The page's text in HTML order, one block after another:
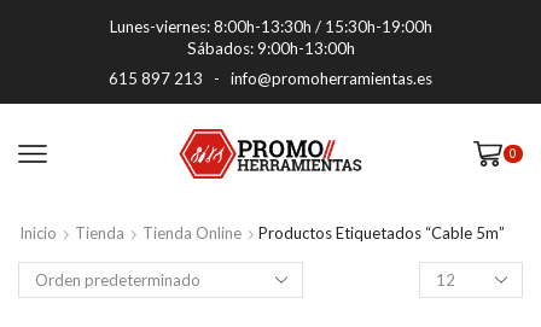
Lunes-viernes: 8:00h-13:30h / 15:30h-19:00h
Sábados: 9:00h-13:00h
615 897 213 - info@promoherramientas.es
0
Inicio Tienda Tienda Online
Productos Etiquetados “cable 5m”
Productos
por